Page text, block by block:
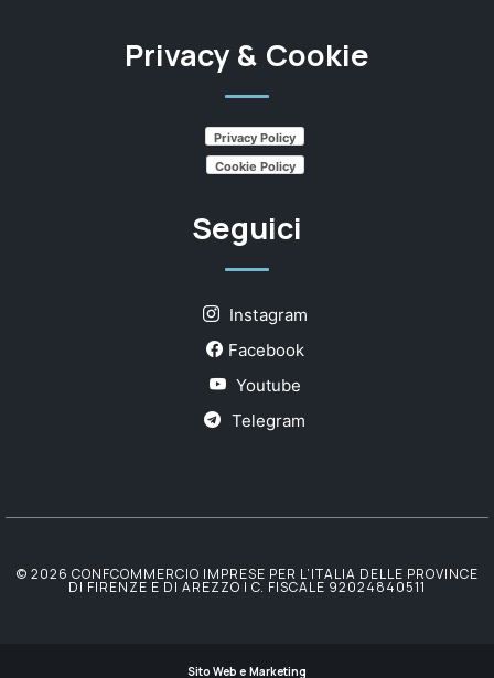
Privacy & Cookie
Privacy Policy
Cookie Policy
Seguici
Instagram
Facebook
Youtube
Telegram
© 2026 CONFCOMMERCIO IMPRESE PER L’ITALIA DELLE PROVINCE
DI FIRENZE E DI AREZZO | C. FISCALE 92024840511
Sito Web e Marketing